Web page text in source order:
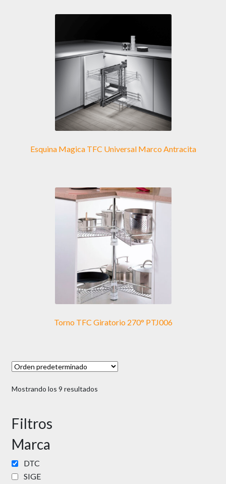
se
pueden
de
producto
Esquina Magica TFC Universal Marco Antracita
Torno TFC Giratorio 270° PTJ006
Mostrando los 9 resultados
Filtros
Marca
DTC
SIGE